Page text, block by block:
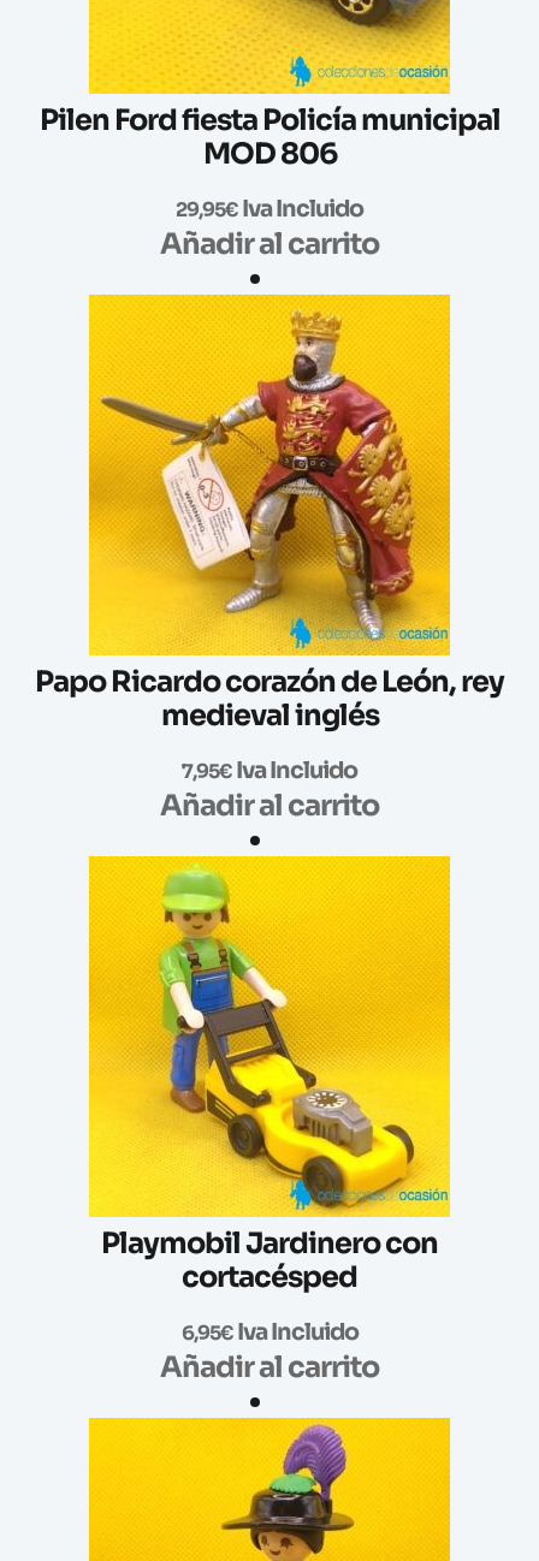
Pilen Ford fiesta Policía municipal
MOD 806
29,95€ Iva Incluido
Añadir al carrito
Papo Ricardo corazón de León, rey
medieval inglés
7,95€ Iva Incluido
Añadir al carrito
Playmobil Jardinero con
cortacésped
6,95€ Iva Incluido
Añadir al carrito